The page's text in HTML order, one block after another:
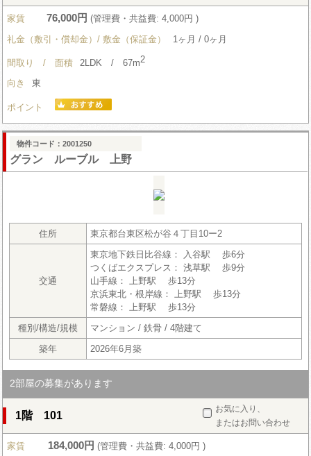
家賃 76,000円 (管理費・共益費: 4,000円 )
礼金（敷引・償却金）/ 敷金（保証金）
1ヶ月 / 0ヶ月
間取り / 面積 2LDK / 67m2
向き 東
ポイント
物件コード：2001250
グラン ルーブル 上野
住所 東京都台東区松が谷４丁目10ー2
交通
東京地下鉄日比谷線： 入谷駅 歩6分
つくばエクスプレス： 浅草駅 歩9分
山手線： 上野駅 歩13分
京浜東北・根岸線： 上野駅 歩13分
常磐線： 上野駅 歩13分
種別/構造/規模
マンション / 鉄骨 / 4階建て
築年
2026年6月築
2部屋の募集があります
お気に入り、
またはお問い合わせ
1階 101
家賃 184,000円 (管理費・共益費: 4,000円 )